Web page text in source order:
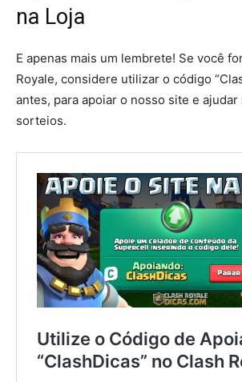
na Loja
E apenas mais um lembrete! Se você
Royale, considere utilizar o código
antes, para apoiar o nosso site e ajudar
sorteios.